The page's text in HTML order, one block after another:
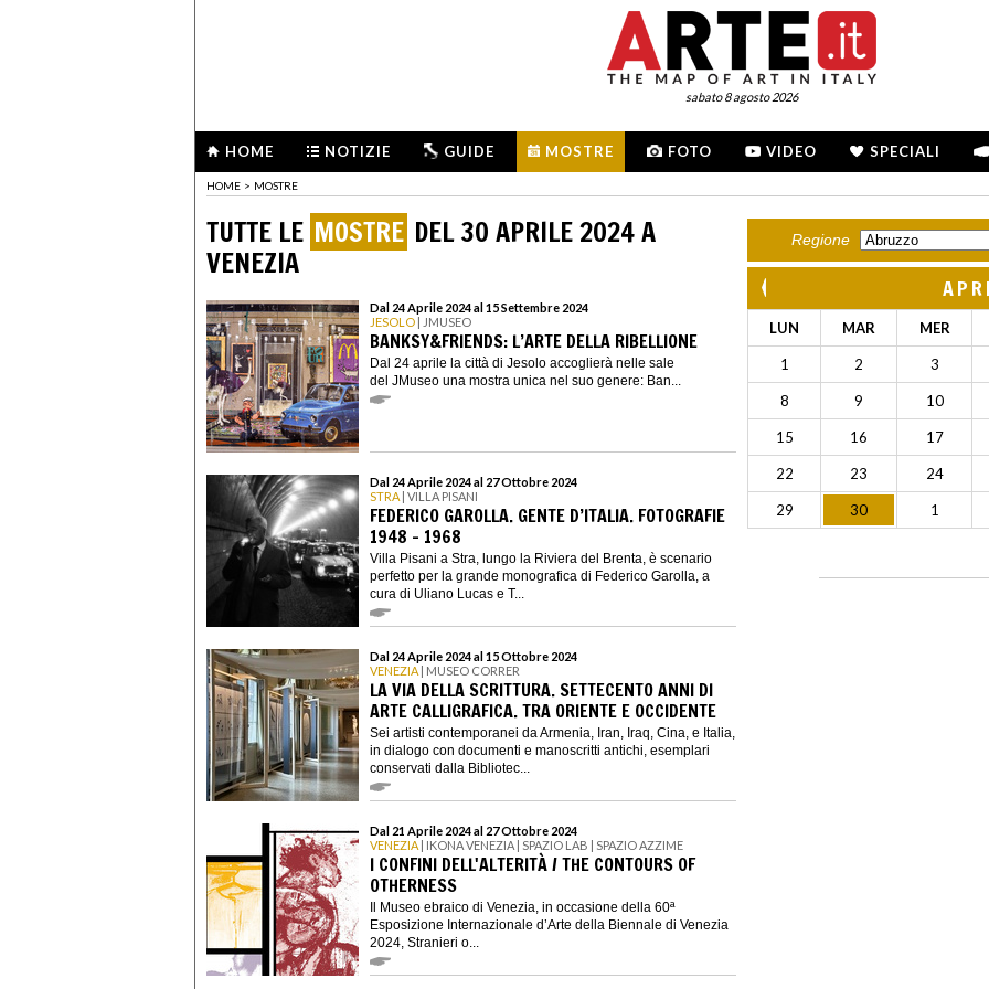
sabato 8 agosto 2026
HOME NOTIZIE GUIDE MOSTRE FOTO VIDEO SPECIALI
HOME > MOSTRE
TUTTE LE MOSTRE DEL 30 APRILE 2024 A
VENEZIA
Dal 24 Aprile 2024 al 15 Settembre 2024
JESOLO | JMUSEO
BANKSY&FRIENDS: L’ARTE DELLA RIBELLIONE
Dal 24 aprile la città di Jesolo accoglierà nelle sale
del JMuseo una mostra unica nel suo genere: Ban...
Dal 24 Aprile 2024 al 27 Ottobre 2024
STRA | VILLA PISANI
FEDERICO GAROLLA. GENTE D’ITALIA. FOTOGRAFIE
1948 – 1968
Villa Pisani a Stra, lungo la Riviera del Brenta, è scenario
perfetto per la grande monografica di Federico Garolla, a
cura di Uliano Lucas e T...
Dal 24 Aprile 2024 al 15 Ottobre 2024
VENEZIA | MUSEO CORRER
LA VIA DELLA SCRITTURA. SETTECENTO ANNI DI
ARTE CALLIGRAFICA. TRA ORIENTE E OCCIDENTE
Sei artisti contemporanei da Armenia, Iran, Iraq, Cina, e Italia,
in dialogo con documenti e manoscritti antichi, esemplari
conservati dalla Bibliotec...
Dal 21 Aprile 2024 al 27 Ottobre 2024
VENEZIA | IKONA VENEZIA | SPAZIO LAB | SPAZIO AZZIME
I CONFINI DELL'ALTERITÀ / THE CONTOURS OF
OTHERNESS
Il Museo ebraico di Venezia, in occasione della 60ª
Esposizione Internazionale d’Arte della Biennale di Venezia
2024, Stranieri o...
Regione
LUN MAR MER
1 2 3
8 9 10
15 16 17
22 23 24
29 30 1